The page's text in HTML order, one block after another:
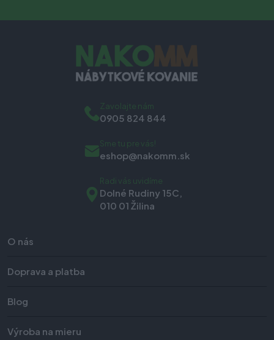
O nás
Doprava a platba
Blog
Výroba na mieru
Zavolajte nám
0905 824 844
Sme tu pre vás!
eshop@nakomm.sk
Radi vás uvidíme
Dolné Rudiny 15C,
010 01 Žilina